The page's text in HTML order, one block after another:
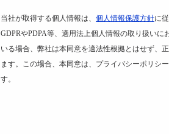
当社が取得する個人情報は、 個人情報保護方針に
GDPRやPDPA等、適用法上個人情報の取り扱いに
いる場合、弊社は本同意を適法性根拠とはせず、
ます。この場合、本同意は、プライバシーポリシ
す。